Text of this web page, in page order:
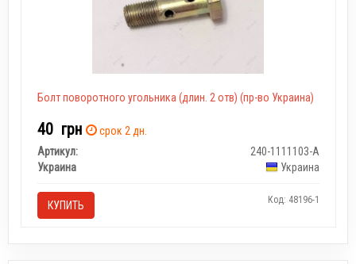
Болт поворотного угольника (длин. 2 отв) (пр-во Украина)
40 грн
срок 2 дн.
Артикул:
240-1111103-А
Украина
Украина
КУПИТЬ Код: 48196-1